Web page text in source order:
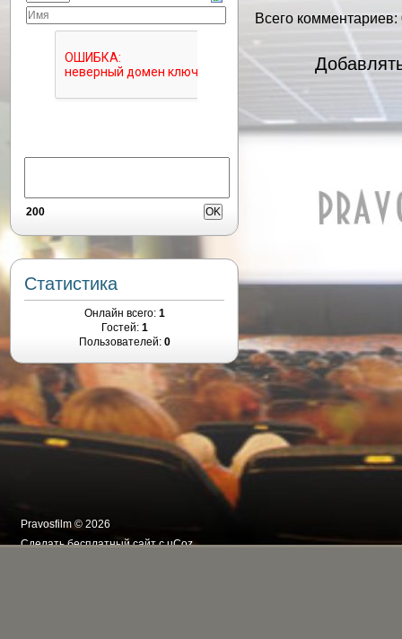
Всего комментариев:
200
Статистика
Онлайн всего: 1
Гостей: 1
Пользователей: 0
Pravosfilm © 2026
Сделатьбесплатный сайтсuCoz